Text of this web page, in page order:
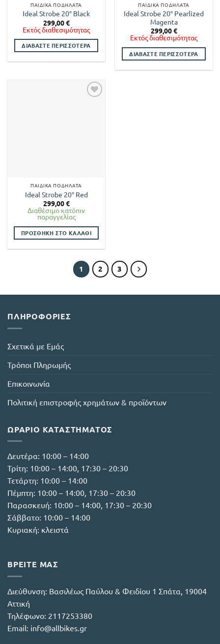
ΠΑΙΔΙΚΆ ΠΟΔΉΛΑΤΑ
Ideal Strobe 20″ Black
299,00€
Εκτός διαθεσιμότητας
ΔΙΑΒΆΣΤΕ ΠΕΡΙΣΣΌΤΕΡΑ
ΠΑΙΔΙΚΆ ΠΟΔΉΛΑΤΑ
Ideal Strobe 20″ Pearlized
Magenta
299,00€
Εκτός διαθεσιμότητας
ΔΙΑΒΆΣΤΕ ΠΕΡΙΣΣΌΤΕΡΑ
ΠΑΙΔΙΚΆ ΠΟΔΉΛΑΤΑ
Ideal Strobe 20″ Red
299,00€
Διαθέσιμο κατόπιν
παραγγελίας
ΠΡΟΣΘΉΚΗ ΣΤΟ ΚΑΛΆΘΙ
1 2 3
ΠΛΗΡΟΦΟΡΊΕΣ
Σχετικά με Εμάς
Τρόποι Πληρωμής
Επικοινωνία
Πολιτική επιστροφής χρημάτων & προϊόντων
ΩΡΆΡΙΟ ΚΑΤΑΣΤΉΜΑΤΟΣ
Δευτέρα: 10:00 – 14:00
Τρίτη: 10:00 – 14:00, 17:30 – 20:30
Τετάρτη: 10:00 – 14:00
Πέμπτη: 10:00 – 14:00, 17:30 – 20:30
Παρασκευή: 10:00 – 14:00, 17:30 – 20:30
Σάββατο: 10:00 – 14:00
Κυριακή: κλειστά
ΒΡΕΙΤΕ ΜΑΣ
Διεύθυνση: Βασιλέως Παύλου & Φειδίου 1 Σπάτα, 19004
Αττική
Τηλέφωνο: 2117253380
Email: info@allbikes.gr